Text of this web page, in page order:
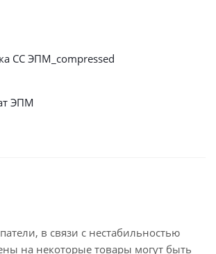
СС ЭПМ_compressed
ЭПМ
в связи с нестабильностью
на некоторые товары могут быть